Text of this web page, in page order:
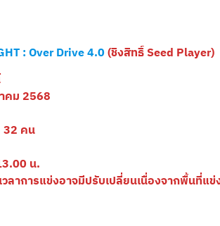
: Over Drive 4.0(ชิงสิทธิ์ Seed Player)
คม 2568
32 คน
3.00 น.
ลาการแข่งอาจมีปรับเปลี่ยนเนื่องจากพื้นที่แ